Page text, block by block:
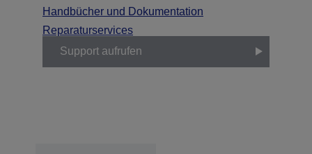
Handbücher und Dokumentation
Reparaturservices
Support aufrufen